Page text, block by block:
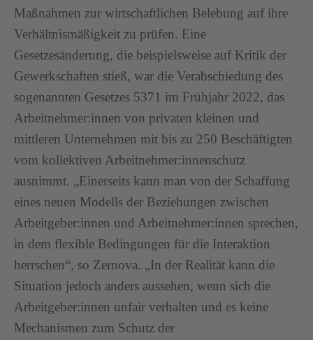
Maßnahmen zur wirtschaftlichen Belebung auf ihre
Verhältnismäßigkeit zu prüfen. Eine
Gesetzesänderung, die beispielsweise auf Kritik der
Gewerkschaften stieß, war die Verabschiedung des
sogenannten Gesetzes 5371 im Frühjahr 2022, das
Arbeitnehmer:innen von privaten kleinen und
mittleren Unternehmen mit bis zu 250 Beschäftigten
vom kollektiven Arbeitnehmer:innenschutz
ausnimmt. „Einerseits kann man von der Schaffung
eines neuen Modells der Beziehungen zwischen
Arbeitgeber:innen und Arbeitnehmer:innen sprechen,
in dem flexible Bedingungen für die Interaktion
herrschen“, so Zernova. „In der Realität kann die
Situation jedoch anders aussehen, wenn sich die
Arbeitgeber:innen unfair verhalten und es keine
Mechanismen zum Schutz der